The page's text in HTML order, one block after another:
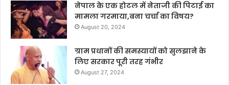
नेपाल के एक होटल में नेताजी की पिटाई का
मामला गरमाया,बना चर्चा का विषय?
August 20, 2024
ग्राम प्रधानों की समस्यायों को सुलझाने के
लिए सरकार पूरी तरह गंभीर
August 27, 2024